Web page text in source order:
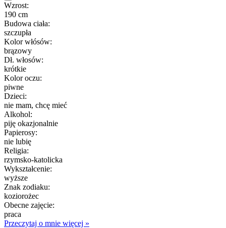
Wzrost:
190 cm
Budowa ciała:
szczupła
Kolor włósów:
brązowy
Dł. włosów:
krótkie
Kolor oczu:
piwne
Dzieci:
nie mam, chcę mieć
Alkohol:
piję okazjonalnie
Papierosy:
nie lubię
Religia:
rzymsko-katolicka
Wykształcenie:
wyższe
Znak zodiaku:
koziorożec
Obecne zajęcie:
praca
Przeczytaj o mnie więcej »